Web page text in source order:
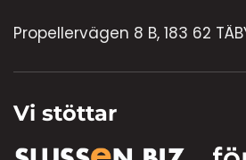
Propellervägen 8 B, 183 62
Vi stöttar